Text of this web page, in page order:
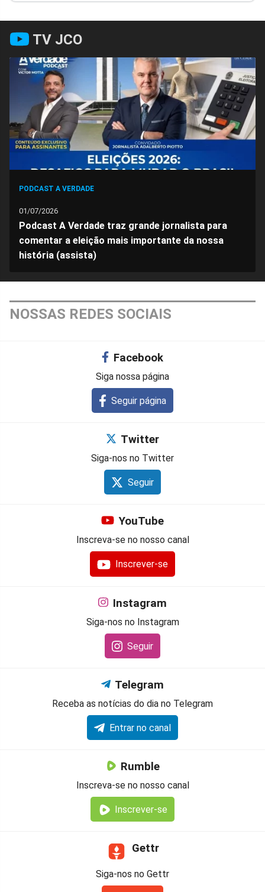
FacebookWhatsappTwitterMessengerTelegramGettr
TV JCO
PODCAST A VERDADE
01/07/2026
Podcast A Verdade traz grande jornalista para
comentar a eleição mais importante da nossa
história (assista)
NOSSAS REDES SOCIAIS
Facebook
Siga nossa página
Seguir página
Twitter
Siga-nos no Twitter
Seguir
YouTube
Inscreva-se no nosso canal
Inscrever-se
Instagram
Siga-nos no Instagram
Seguir
Telegram
Receba as notícias do dia no Telegram
Entrar no canal
Rumble
Inscreva-se no nosso canal
Inscrever-se
Gettr
Siga-nos no Gettr